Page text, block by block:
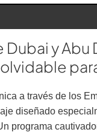
y Abu
a través de los
diseñado
programa